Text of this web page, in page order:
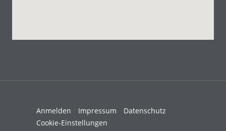
Anmelden Impressum
Datenschutz
Cookie-Einstellungen